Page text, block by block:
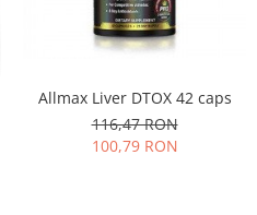
Allmax Liver DTOX 42 caps
116,47 RON
100,79 RON